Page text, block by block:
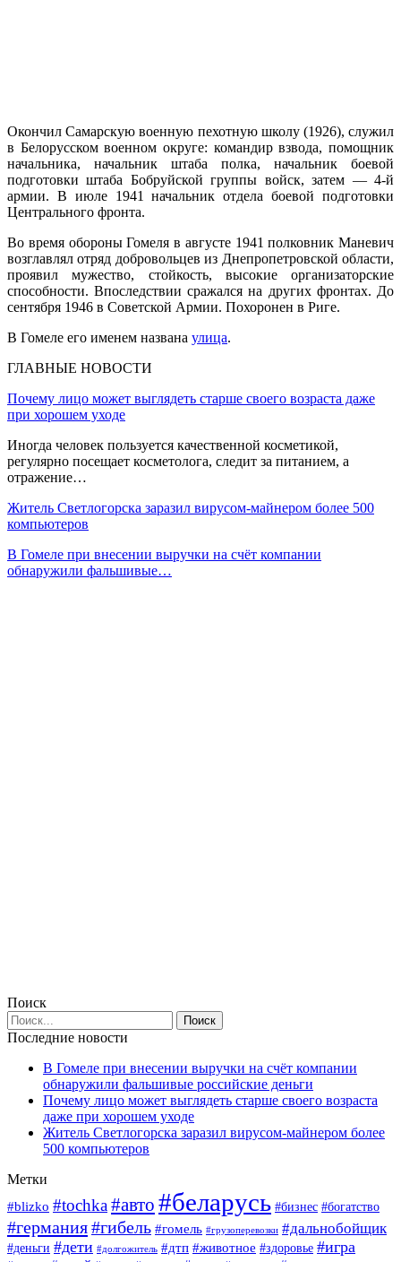
Окончил Самарскую военную пехотную школу (1926), служил
в Белорусском военном округе: командир взвода, помощник
начальника, начальник штаба полка, начальник боевой
подготовки штаба Бобруйской группы войск, затем — 4-й
армии. В июле 1941 начальник отдела боевой подготовки
Центрального фронта.
Во время обороны Гомеля в августе 1941 полковник Маневич
возглавлял отряд добровольцев из Днепропетровской области,
проявил мужество, стойкость, высокие организаторские
способности. Впоследствии сражался на других фронтах. До
сентября 1946 в Советской Армии. Похоронен в Риге.
В Гомеле его именем названа улица.
ГЛАВНЫЕ НОВОСТИ
Почему лицо может выглядеть старше своего возраста даже
при хорошем уходе
Иногда человек пользуется качественной косметикой,
регулярно посещает косметолога, следит за питанием, а
отражение…
Житель Светлогорска заразил вирусом-майнером более 500
компьютеров
В Гомеле при внесении выручки на счёт компании
обнаружили фальшивые…
Поиск
Последние новости
В Гомеле при внесении выручки на счёт компании
обнаружили фальшивые российские деньги
Почему лицо может выглядеть старше своего возраста
даже при хорошем уходе
Житель Светлогорска заразил вирусом-майнером более
500 компьютеров
Метки
#blizko #tochka#авто #беларусь #бизнес #богатство
#германия#гибель #гомель #грузоперевозки #дальнобойщик
#деньги #дети #долгожитель #дтп #животное #здоровье #игра